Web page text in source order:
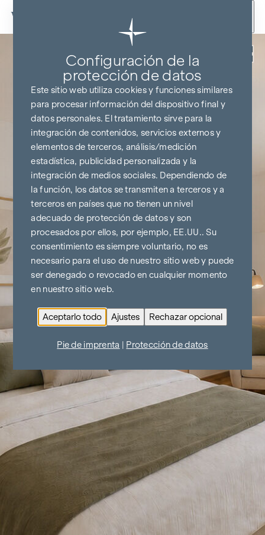
Ir al contenido
Configuración de la
protección de datos
Este sitio web utiliza cookies y funciones similares
para procesar información del dispositivo final y
datos personales. El tratamiento sirve para la
integración de contenidos, servicios externos y
elementos de terceros, análisis/medición
estadística, publicidad personalizada y la
integración de medios sociales. Dependiendo de
la función, los datos se transmiten a terceros y a
terceros en países que no tienen un nivel
adecuado de protección de datos y son
procesados por ellos, por ejemplo, EE.UU.. Su
consentimiento es siempre voluntario, no es
necesario para el uso de nuestro sitio web y puede
ser denegado o revocado en cualquier momento
en nuestro sitio web.
Aceptarlo todo Ajustes Rechazar opcional
Pie de imprenta Protección de datos